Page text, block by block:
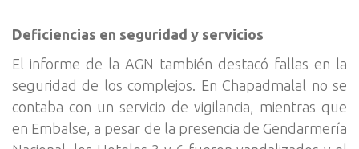
Deficiencias en seguridad y servicios
El informe de la AGN también destacó fallas en la
seguridad de los complejos. En Chapadmalal no se
contaba con un servicio de vigilancia, mientras que
en Embalse, a pesar de la presencia de Gendarmería